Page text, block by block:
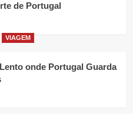
de Portugal
VIAGEM
onde Portugal Guarda